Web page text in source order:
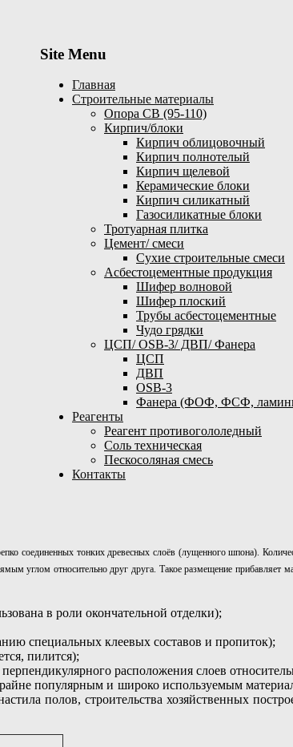
Site Menu
Главная
Строительные материалы
Опора СВ (95-110)
Кирпич/блоки
Кирпич облицовочный
Кирпич полнотелый
Кирпич щелевой
Керамические блоки
Кирпич силикатный
Газосиликатные блоки
Тротуарная плитка
Цемент/ смеси
Сухие строительные смеси
Асбестоцементные продукция
Шифер волновой
Шифер плоский
Трубы асбестоцементные
Чудо грядки
ЦСП/ OSB-3/ ДВП/ Фанера
ЦСП
ДВП
OSB-3
Фанера (ФОФ, ФСФ,
Реагенты
Реагент противогололедный
Соль техническая
Пескосоляная смесь
Контакты
соединенных тонких древесных слоёв (лущенного шпона).
углом относительно друг друга. Такое размещение прибавляет
в роли окончательной отделки);
специальных клеевых составов и пропиток);
пилится);
расположения слоев
популярным и широко используемым
полов, строительства хозяйственных